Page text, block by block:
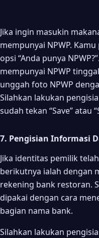
Jika ingin masukin
mempunyai NPWP.
opsi “Anda punya
mempunyai NPWP
unggah foto NPWP
Silahkan lakukan
sudah tekan “Save” atau
7. Pengisian Informasi
Jika identitas pemilik
berikutnya ialah dengan
rekening bank restoran.
dipakai dengan cara
bagian nama bank.
Silahkan lakukan